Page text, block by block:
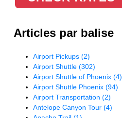
Articles par balise
Airport Pickups(2)
Airport Shuttle(302)
Airport Shuttle of Phoenix(4)
Airport Shuttle Phoenix(94)
Airport Transportation(2)
Antelope Canyon Tour(4)